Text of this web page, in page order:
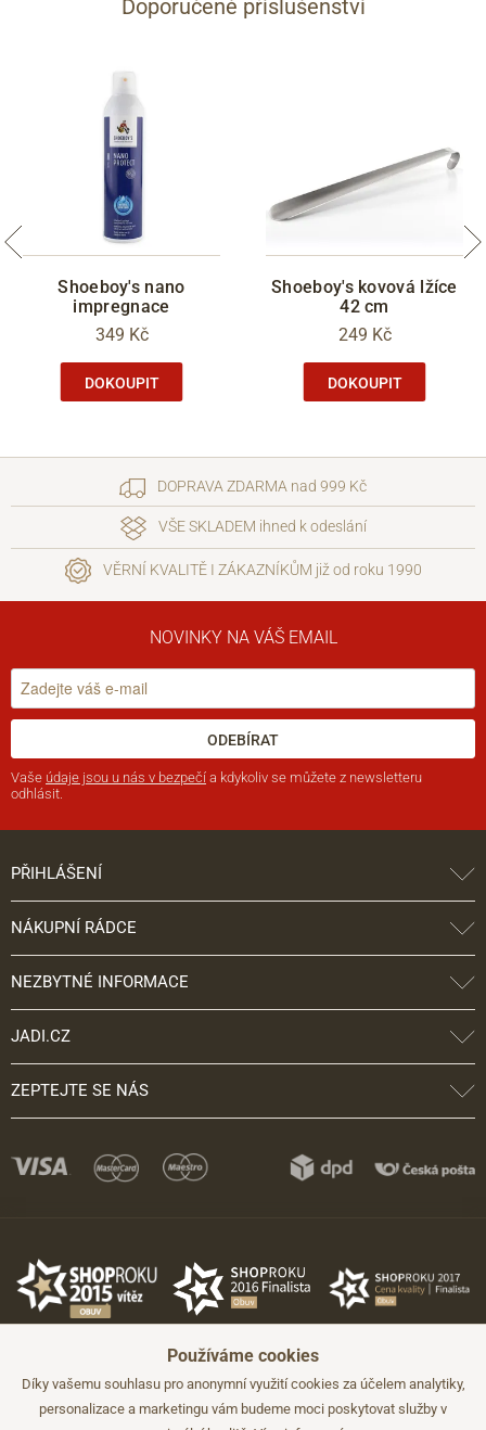
Doporučené příslušenství
Shoeboy's nano
impregnace
349 Kč
DOKOUPIT
Shoeboy's kovová lžíce
42 cm
249 Kč
DOKOUPIT
DOPRAVA ZDARMA nad 999 Kč
VŠE SKLADEM ihned k odeslání
VĚRNÍ KVALITĚ I ZÁKAZNÍKŮM již od roku 1990
NOVINKY NA VÁŠ EMAIL
ODEBÍRAT
Vaše údaje jsou u nás v bezpečí a kdykoliv se můžete z newsletteru
odhlásit.
PŘIHLÁŠENÍ
NÁKUPNÍ RÁDCE
NEZBYTNÉ INFORMACE
JADI.CZ
ZEPTEJTE SE NÁS
Používáme cookies
Díky vašemu souhlasu pro anonymní využití cookies za účelem analytiky,
personalizace a marketingu vám budeme moci poskytovat služby v